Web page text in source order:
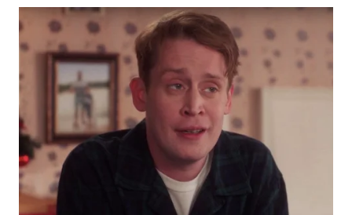
WN
DANAU
TOBA
WN
LANGKAT